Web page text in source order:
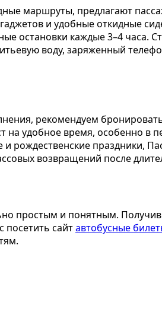
маршруты, предлагают
и удобные откидные
остановки каждые 3–4 часа.
воду, заряженный
рекомендуем
на удобное время, особенно
рождественские праздники,
возвращений после
простым и понятным.
посетить сайтавтобусные